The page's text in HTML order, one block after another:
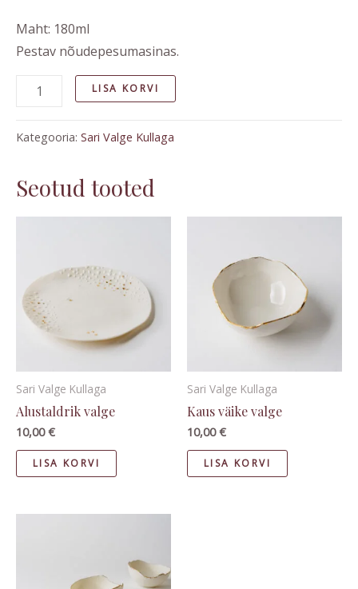
Maht: 180ml
Pestav nõudepesumasinas.
LISA KORVI
Kategooria: Sari Valge Kullaga
Seotud tooted
Sari Valge Kullaga
Alustaldrik valge
10,00€
LISA KORVI
Sari Valge Kullaga
Kaus väike valge
10,00€
LISA KORVI